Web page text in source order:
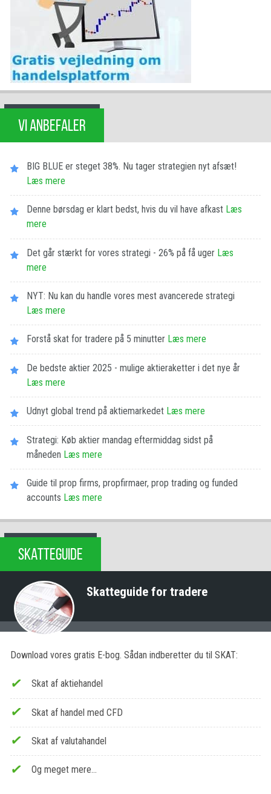
VI ANBEFALER
BIG BLUE er steget 38%. Nu tager strategien nyt afsæt!
Læs mere
Denne børsdag er klart bedst, hvis du vil have afkast Læs
mere
Det går stærkt for vores strategi - 26% på få uger Læs
mere
NYT: Nu kan du handle vores mest avancerede strategi
Læs mere
Forstå skat for tradere på 5 minutter Læs mere
De bedste aktier 2025 - mulige aktieraketter i det nye år
Læs mere
Udnyt global trend på aktiemarkedet Læs mere
Strategi: Køb aktier mandag eftermiddag sidst på
måneden Læs mere
Guide til prop firms, propfirmaer, prop trading og funded
accounts Læs mere
SKATTEGUIDE
Skatteguide for tradere
Download vores gratis E-bog. Sådan indberetter du til SKAT:
Skat af aktiehandel
Skat af handel med CFD
Skat af valutahandel
Og meget mere…